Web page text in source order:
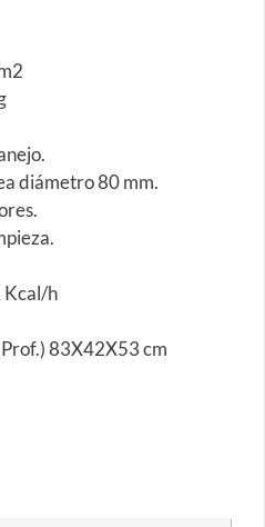
diámetro 80 mm.
Kcal/h
83X42X53 cm